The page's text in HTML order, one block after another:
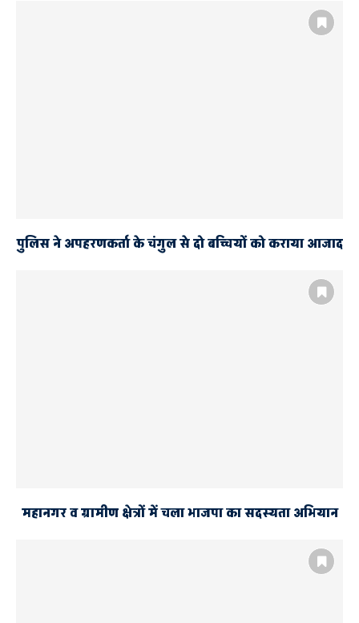
आठ किलो गांजा के साथ चार तस्कर गिरफ्तार
पुलिस ने अपहरणकर्ता के चंगुल से दो बच्चियों को कराया आजाद
महानगर व ग्रामीण क्षेत्रों में चला भाजपा का सदस्यता अभियान